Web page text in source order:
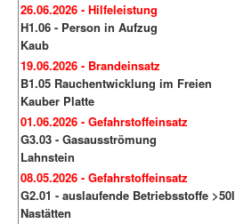
26.06.2026 - Hilfeleistung
H1.06 - Person in Aufzug
Kaub
19.06.2026 - Brandeinsatz
B1.05 Rauchentwicklung im Freien
Kauber Platte
01.06.2026 - Gefahrstoffeinsatz
G3.03 - Gasausströmung
Lahnstein
08.05.2026 - Gefahrstoffeinsatz
G2.01 - auslaufende Betriebsstoffe >50l
Nastätten